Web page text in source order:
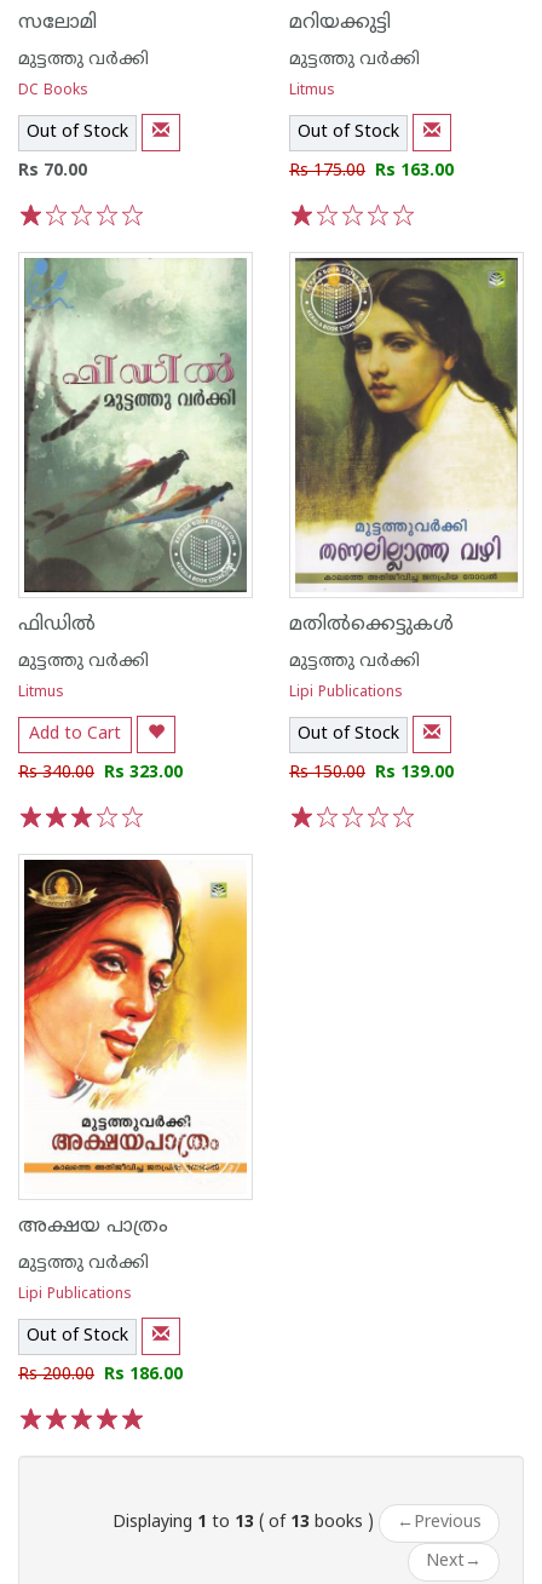
സലോമി
മുട്ടത്തു വര്‍ക്കി
DC Books
Out of Stock
Rs 70.00
മറിയക്കുട്ടി
മുട്ടത്തു വര്‍ക്കി
Litmus
Out of Stock
Rs 175.00 Rs 163.00
ഫിഡില്‍
മുട്ടത്തു വര്‍ക്കി
Litmus
Add to Cart
Rs 340.00 Rs 323.00
മതില്‍ക്കെട്ടുകള്‍
മുട്ടത്തു വര്‍ക്കി
Lipi Publications
Out of Stock
Rs 150.00 Rs 139.00
അക്ഷയ പാത്രം
മുട്ടത്തു വര്‍ക്കി
Lipi Publications
Out of Stock
Rs 200.00 Rs 186.00
Displaying 1 to 13 ( of 13 books ) ← Previous
Next→